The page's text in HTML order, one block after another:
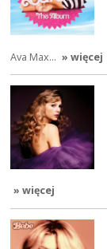
Ava Max… » więcej
» więcej